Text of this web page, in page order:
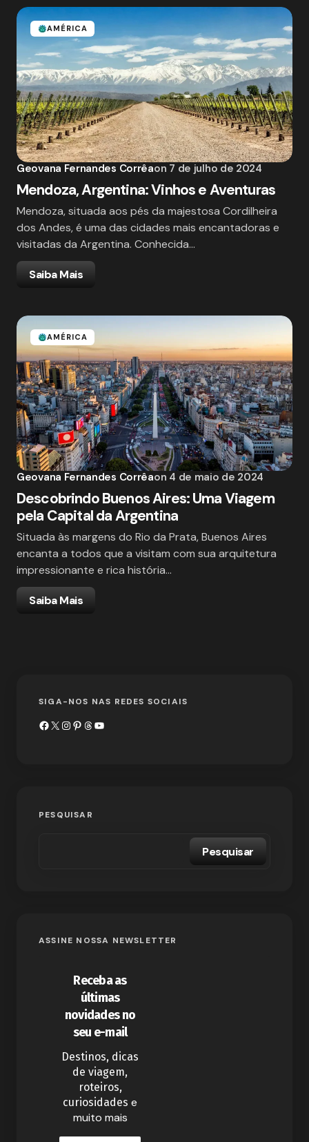
AMÉRICA
Geovana Fernandes Corrêaon 7 de julho de 2024
Mendoza, Argentina: Vinhos e Aventuras
Mendoza, situada aos pés da majestosa Cordilheira
dos Andes, é uma das cidades mais encantadoras e
visitadas da Argentina. Conhecida…
Saiba Mais
AMÉRICA
Geovana Fernandes Corrêaon 4 de maio de 2024
Descobrindo Buenos Aires: Uma Viagem
pela Capital da Argentina
Situada às margens do Rio da Prata, Buenos Aires
encanta a todos que a visitam com sua arquitetura
impressionante e rica história…
Saiba Mais
SIGA-NOS NAS REDES SOCIAIS
PESQUISAR
Pesquisar
ASSINE NOSSA NEWSLETTER
Receba as
últimas
novidades no
seu e-mail
Destinos, dicas
de viagem,
roteiros,
curiosidades e
muito mais